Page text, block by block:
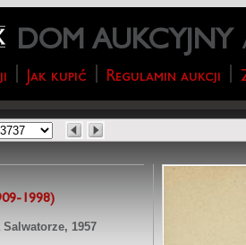
DOM AUKCYJNY
Jak kupić Regulamin aukcji
1998)
1957